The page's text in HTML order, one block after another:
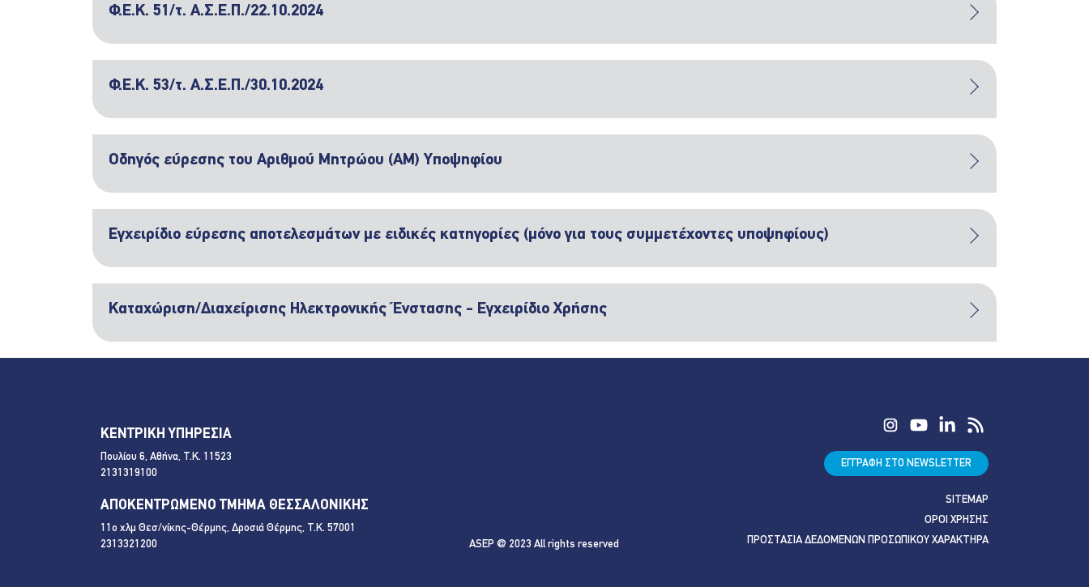
Φ.Ε.Κ. 51/τ. Α.Σ.Ε.Π./22.10.2024
Φ.Ε.Κ. 53/τ. Α.Σ.Ε.Π./30.10.2024
Οδηγός εύρεσης του Αριθμού Μητρώου (ΑΜ) Υποψηφίου
Εγχειρίδιο εύρεσης αποτελεσμάτων με ειδικές κατηγορίες (μόνο για τους συμμετέχοντες υποψηφίους)
Καταχώριση/Διαχείρισης Ηλεκτρονικής Ένστασης - Εγχειρίδιο Χρήσης
ΚΕΝΤΡΙΚΗ ΥΠΗΡΕΣΙΑ
Πουλίου 6, Αθήνα, Τ.Κ. 11523
2131319100
ΑΠΟΚΕΝΤΡΩΜΕΝΟ ΤΜΗΜΑ ΘΕΣΣΑΛΟΝΙΚΗΣ
11ο χλμ Θεσ/νίκης-Θέρμης, Δροσιά Θέρμης, Τ.Κ. 57001
2313321200
ASEP @ 2023 All rights reserved
ΕΓΓΡΑΦΗ ΣΤΟ NEWSLETTER
SITEMAP
ΟΡΟΙ ΧΡΗΣΗΣ
ΠΡΟΣΤΑΣΙΑ ΔΕΔΟΜΕΝΩΝ ΠΡΟΣΩΠΙΚΟΥ ΧΑΡΑΚΤΗΡΑ